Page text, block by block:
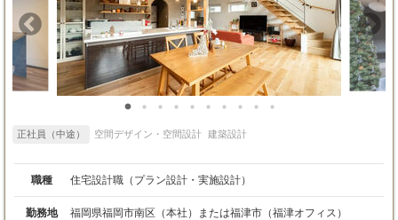
デザインを提案できることも魅力です。 ◇◆案件実績◆◇ https://
www.frontierconsul.net/works_cat/work-place/ ◇◆仕事の流れ◆◇ ＜
初回訪問・ヒアリング＞ 営業とともにお客様先に訪問し、お客様
の抽象的なイメージを具体的な提案に繋げられるよう、移転・リ
ノベーションの背景やデザインの要望、思いを伺います。 ↓ ＜図
面作成・プレゼン準備＞ ヒアリング内容を元に、図面・プレゼン
資料の作成を行います。プレゼン資料は営業と共同で行います
なって動きます。 ↓ ＜お客様へのプレゼン＞ 営業と一緒に提案資
す。 ↓ ＜工事・引き渡し＞ プレゼンの結果お仕事を受注したら、
工事が始まります。現場の管理は施工管理部門や営業がメインで
行ないますが、デザイン性の高い施工箇所など、必要に応じてデ
ザイナーが現場で職人に直接指示を出します。 ◇◆社員インタビ
正社員（中途） 空間デザイン・空間設計 建築設計
職種 住宅設計職（プラン設計・実施設計）
勤務地 福岡県福岡市南区（本社）または福津市（福津オフィス）